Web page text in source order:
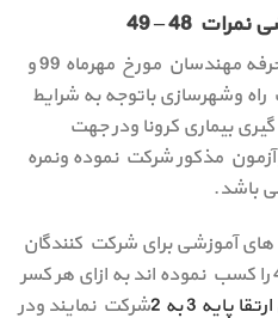
48 – 49
پیرو نتایج آزمون های ورود به حرفه مهندسان مورخ مهرماه 99 و
وشهرسازی باتوجه به شرایط
بیماری کرونا ودر جهت
مذکور شرکت نموده ونمره
باشد.
آموزشی برای شرکت کنندگان
آزمون نفراتی که نمرات 48 و 49 را کسب نموده اند به ازای هر کسر
ارتقا پایه 3 به 2
شرکت نمایند ودر